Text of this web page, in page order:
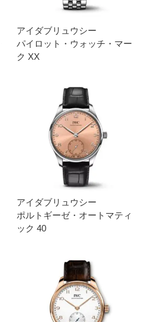
アイダブリュウシー
パイロット・ウォッチ・マー
ク XX
アイダブリュウシー
ポルトギーゼ・オートマティ
ック 40